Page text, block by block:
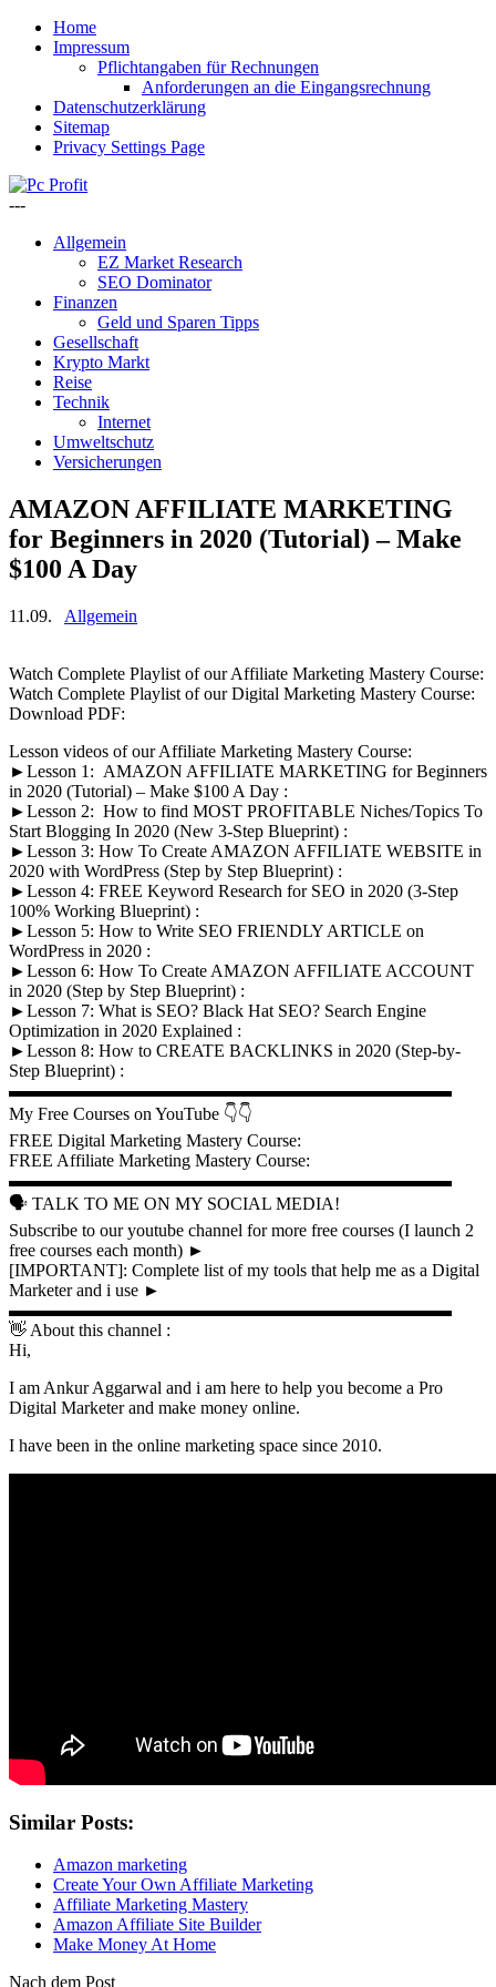
Home
Impressum
Pflichtangaben für Rechnungen
Anforderungen an die Eingangsrechnung
Datenschutzerklärung
Sitemap
Privacy Settings Page
---
Allgemein
EZ Market Research
SEO Dominator
Finanzen
Geld und Sparen Tipps
Gesellschaft
Krypto Markt
Reise
Technik
Internet
Umweltschutz
Versicherungen
AMAZON AFFILIATE MARKETING
for Beginners in 2020 (Tutorial) – Make
$100 A Day
11.09. Allgemein
Watch Complete Playlist of our Affiliate Marketing Mastery Course:
Watch Complete Playlist of our Digital Marketing Mastery Course:
Download PDF:
Lesson videos of our Affiliate Marketing Mastery Course:
►Lesson 1: AMAZON AFFILIATE MARKETING for Beginners
in 2020 (Tutorial) – Make $100 A Day :
►Lesson 2: How to find MOST PROFITABLE Niches/Topics To
Start Blogging In 2020 (New 3-Step Blueprint) :
►Lesson 3: How To Create AMAZON AFFILIATE WEBSITE in
2020 with WordPress (Step by Step Blueprint) :
►Lesson 4: FREE Keyword Research for SEO in 2020 (3-Step
100% Working Blueprint) :
►Lesson 5: How to Write SEO FRIENDLY ARTICLE on
WordPress in 2020 :
►Lesson 6: How To Create AMAZON AFFILIATE ACCOUNT
in 2020 (Step by Step Blueprint) :
►Lesson 7: What is SEO? Black Hat SEO? Search Engine
Optimization in 2020 Explained :
►Lesson 8: How to CREATE BACKLINKS in 2020 (Step-by-
Step Blueprint) :
▬▬▬▬▬▬▬▬▬▬▬▬▬▬▬▬▬▬▬▬▬▬▬▬▬
My Free Courses on YouTube 👇👇
FREE Digital Marketing Mastery Course:
FREE Affiliate Marketing Mastery Course:
▬▬▬▬▬▬▬▬▬▬▬▬▬▬▬▬▬▬▬▬▬▬▬▬▬
🗣 TALK TO ME ON MY SOCIAL MEDIA!
Subscribe to our youtube channel for more free courses (I launch 2
free courses each month) ►
[IMPORTANT]: Complete list of my tools that help me as a Digital
Marketer and i use ►
▬▬▬▬▬▬▬▬▬▬▬▬▬▬▬▬▬▬▬▬▬▬▬▬▬
👋 About this channel :
Hi,
I am Ankur Aggarwal and i am here to help you become a Pro
Digital Marketer and make money online.
I have been in the online marketing space since 2010.
Similar Posts:
Amazon marketing
Create Your Own Affiliate Marketing
Affiliate Marketing Mastery
Amazon Affiliate Site Builder
Make Money At Home
Nach dem Post